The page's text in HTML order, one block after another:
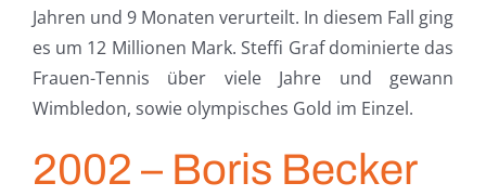
Jahren und 9 Monaten verurteilt. In diesem Fall ging
es um 12 Millionen Mark. Steffi Graf dominierte das
Frauen-Tennis über viele Jahre und gewann
Wimbledon, sowie olympisches Gold im Einzel.
2002 – Boris Becker